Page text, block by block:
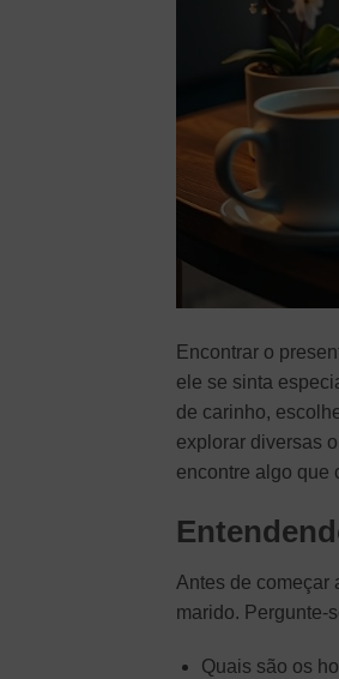
Encontrar o
ele se sinta
de carinho,
explorar diversas
encontre algo que
Antes de começar
marido. Pergunte-
Quais são os